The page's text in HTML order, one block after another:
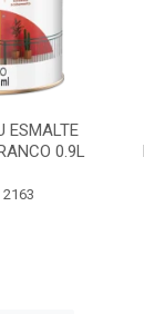
ESMALTE
0.9L